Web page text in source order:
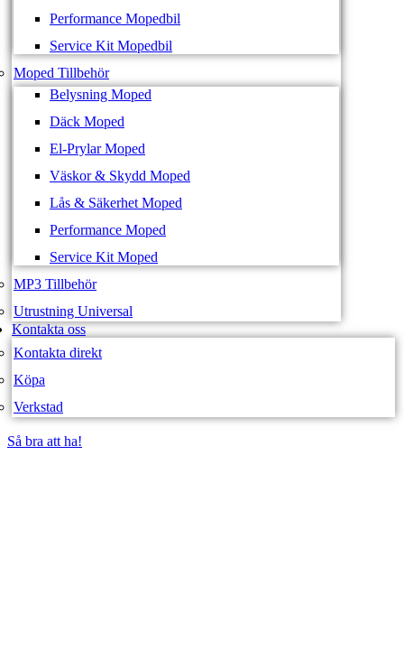
Performance Mopedbil
Service Kit Mopedbil
Moped Tillbehör
Belysning Moped
Däck Moped
El-Prylar Moped
Väskor & Skydd Moped
Lås & Säkerhet Moped
Performance Moped
Service Kit Moped
MP3 Tillbehör
Utrustning Universal
Kontakta oss
Kontakta direkt
Köpa
Verkstad
Så bra att ha!